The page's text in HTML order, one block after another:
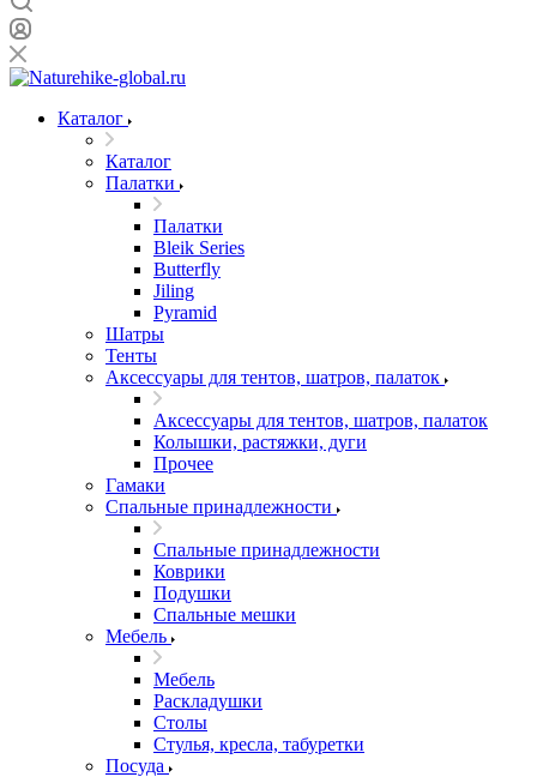
Каталог
Каталог
Палатки
Палатки
Bleik Series
Butterfly
Jiling
Pyramid
Шатры
Тенты
Аксессуары для тентов, шатров, палаток
Аксессуары для тентов, шатров, палаток
Колышки, растяжки, дуги
Прочее
Гамаки
Спальные принадлежности
Спальные принадлежности
Коврики
Подушки
Спальные мешки
Мебель
Мебель
Раскладушки
Столы
Стулья, кресла, табуретки
Посуда